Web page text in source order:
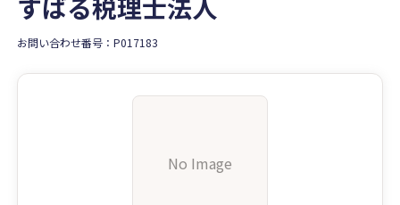
すばる税理士法人
お問い合わせ番号：P017183
No Image